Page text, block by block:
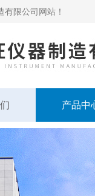
限公司网站！
产品中